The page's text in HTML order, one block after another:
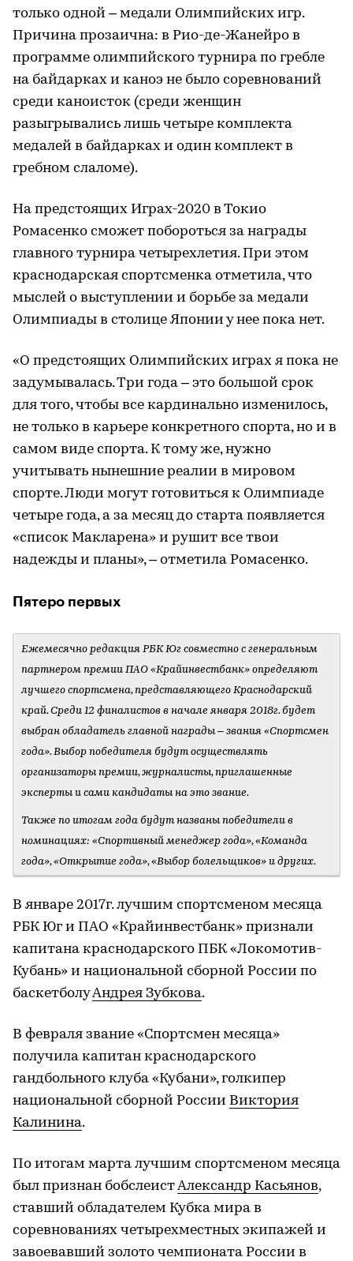
только одной – медали Олимпийских игр.
Причина прозаична: в Рио-де-Жанейро в
программе олимпийского турнира по гребле
на байдарках и каноэ не было соревнований
среди каноисток (среди женщин
разыгрывались лишь четыре комплекта
медалей в байдарках и один комплект в
гребном слаломе).
На предстоящих Играх-2020 в Токио
Ромасенко сможет побороться за награды
главного турнира четырехлетия. При этом
краснодарская спортсменка отметила, что
мыслей о выступлении и борьбе за медали
Олимпиады в столице Японии у нее пока нет.
«О предстоящих Олимпийских играх я пока не
задумывалась. Три года – это большой срок
для того, чтобы все кардинально изменилось,
не только в карьере конкретного спорта, но и в
самом виде спорта. К тому же, нужно
учитывать нынешние реалии в мировом
спорте. Люди могут готовиться к Олимпиаде
четыре года, а за месяц до старта появляется
«список Макларена» и рушит все твои
надежды и планы», – отметила Ромасенко.
Пятеро первых
Ежемесячно редакция РБК Юг совместно с генеральным
партнером премии ПАО «Крайинвестбанк» определяют
лучшего спортсмена, представляющего Краснодарский
край. Среди 12 финалистов в начале января 2018г. будет
выбран обладатель главной награды – звания «Спортсмен
года». Выбор победителя будут осуществлять
организаторы премии, журналисты, приглашенные
эксперты и сами кандидаты на это звание.
Также по итогам года будут названы победители в
номинациях: «Спортивный менеджер года», «Команда
года», «Открытие года», «Выбор болельщиков» и других.
В январе 2017г. лучшим спортсменом месяца
РБК Юг и ПАО «Крайинвестбанк» признали
капитана краснодарского ПБК «Локомотив-
Кубань» и национальной сборной России по
баскетболуАндрея Зубкова.
В февраля звание «Спортсмен месяца»
получила капитан краснодарского
гандбольного клуба «Кубани», голкипер
национальной сборной России Виктория
Калинина.
По итогам марта лучшим спортсменом месяца
был признан бобслеистАлександр Касьянов,
ставший обладателем Кубка мира в
соревнованиях четырехместных экипажей и
завоевавший золото чемпионата России в